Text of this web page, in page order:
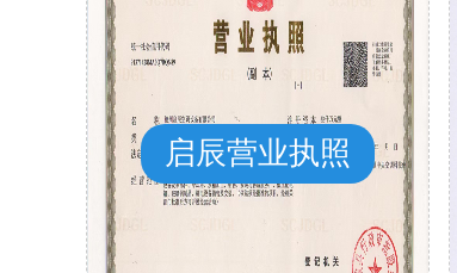
启辰营业执照